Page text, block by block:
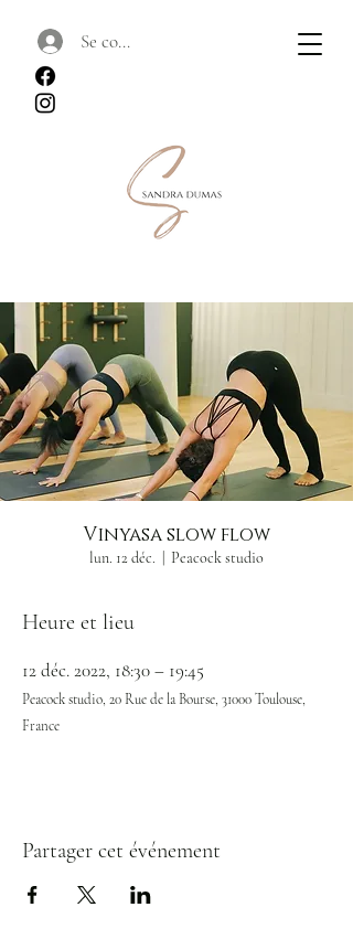
Se connecter
Vinyasa slow flow
lun. 12 déc. Peacock studio
Heure et lieu
12 déc. 2022, 18:30 – 19:45
Peacock studio, 20 Rue de la Bourse, 31000 Toulouse,
France
Partager cet événement